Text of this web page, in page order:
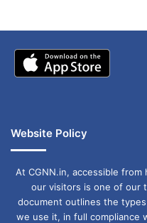
Website Policy
At CGNN.in, accessible
our visitors is one of our
document outlines the
we use it, in full compliance